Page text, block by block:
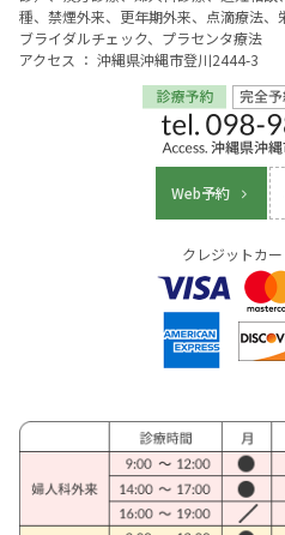
種、禁煙外来、更年期外来、点滴療法、
ブライダルチェック、プラセンタ療法
アクセス ： 沖縄県沖縄市登川2444-3
Web予約
クレジットカ